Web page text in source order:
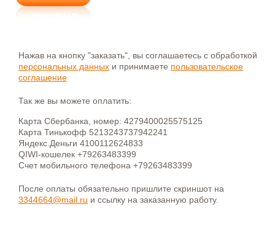
Нажав на кнопку "заказать", вы соглашаетесь с обработкой
персональных данных и принимаете пользовательское
соглашение
Так же вы можете оплатить:
Карта Сбербанка, номер: 4279400025575125
Карта Тинькофф 5213243737942241
Яндекс.Деньги 4100112624833
QIWI-кошелек +79263483399
Счет мобильного телефона +79263483399
После оплаты обязательно пришлите скриншот на
3344664@mail.ru и ссылку на заказанную работу.